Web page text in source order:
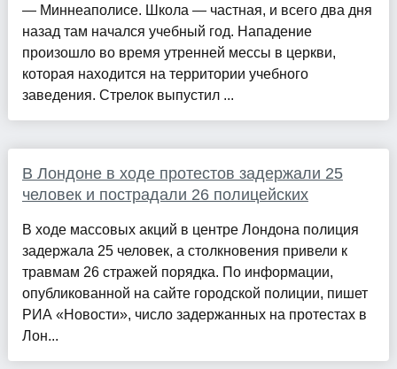
— Миннеаполисе. Школа — частная, и всего два дня
назад там начался учебный год. Нападение
произошло во время утренней мессы в церкви,
которая находится на территории учебного
заведения. Стрелок выпустил ...
В Лондоне в ходе протестов задержали 25
человек и пострадали 26 полицейских
В ходе массовых акций в центре Лондона полиция
задержала 25 человек, а столкновения привели к
травмам 26 стражей порядка. По информации,
опубликованной на сайте городской полиции, пишет
РИА «Новости», число задержанных на протестах в
Лон...